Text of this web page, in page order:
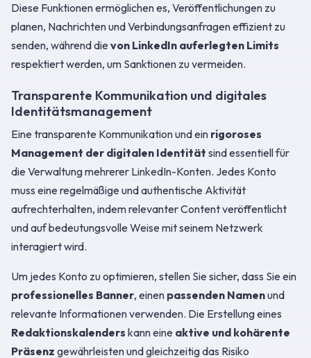
Diese Funktionen ermöglichen es, Veröffentlichungen zu
planen, Nachrichten und Verbindungsanfragen effizient zu
senden, während die von LinkedIn auferlegten Limits
respektiert werden, um Sanktionen zu vermeiden.
Transparente Kommunikation und digitales
Identitätsmanagement
Eine transparente Kommunikation und ein rigoroses
Management der digitalen Identität sind essentiell für
die Verwaltung mehrerer LinkedIn-Konten. Jedes Konto
muss eine regelmäßige und authentische Aktivität
aufrechterhalten, indem relevanter Content veröffentlicht
und auf bedeutungsvolle Weise mit seinem Netzwerk
interagiert wird.
Um jedes Konto zu optimieren, stellen Sie sicher, dass Sie ein
professionelles Banner, einen passenden Namenund
relevante Informationen verwenden. Die Erstellung eines
Redaktionskalenders kann eine aktive und kohärente
Präsenz gewährleisten und gleichzeitig das Risiko